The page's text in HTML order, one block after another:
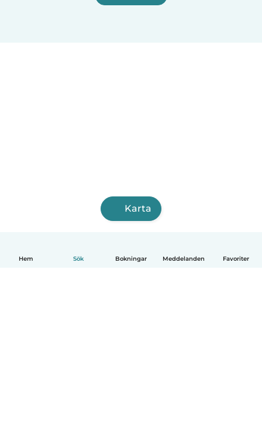
Hem Sök Bokningar Meddelanden Favoriter
Karta